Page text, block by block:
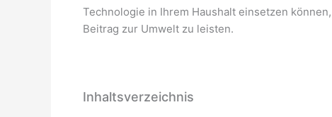
Technologie in Ihrem Haushalt einsetzen
Beitrag zur Umwelt zu leisten.
Inhaltsverzeichnis